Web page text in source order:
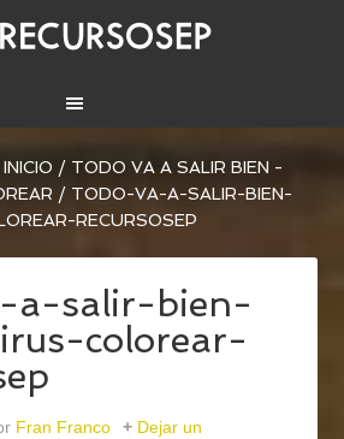
INICIO / TODO VA A SALIR BIEN -
/ TODO-VA-A-SALIR-BIEN-
RECURSOSEP
a-salir-bien-
colorear-
Fran Franco
Dejar un